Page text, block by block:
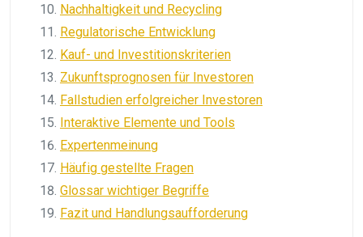
Nachhaltigkeit und Recycling
Regulatorische Entwicklung
Kauf- und Investitionskriterien
Zukunftsprognosen für Investoren
Fallstudien erfolgreicher Investoren
Interaktive Elemente und Tools
Expertenmeinung
Häufig gestellte Fragen
Glossar wichtiger Begriffe
Fazit und Handlungsaufforderung